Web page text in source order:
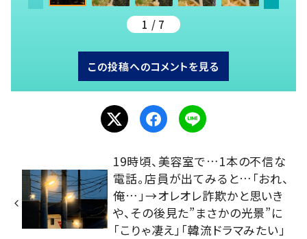
1 / 7
この投稿へのコメントを見る
19時頃、美容室で…1本の不信な
電話。店員が出てみると…「おれ、
俺…」→オレオレ詐欺かと思いき
や、その後見た”まさかの光景”に
「こりゃ凄え」「韓流ドラマみたい」